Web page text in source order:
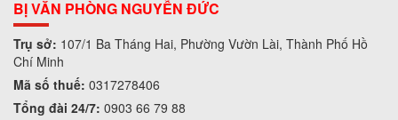
BỊ VĂN PHÒNG NGUYỄN ĐỨC
Trụ sở: 107/1 Ba Tháng Hai, Phường Vườn Lài, Thành Phố Hồ
Chí Minh
Mã số thuế: 0317278406
Tổng đài 24/7: 0903 66 79 88